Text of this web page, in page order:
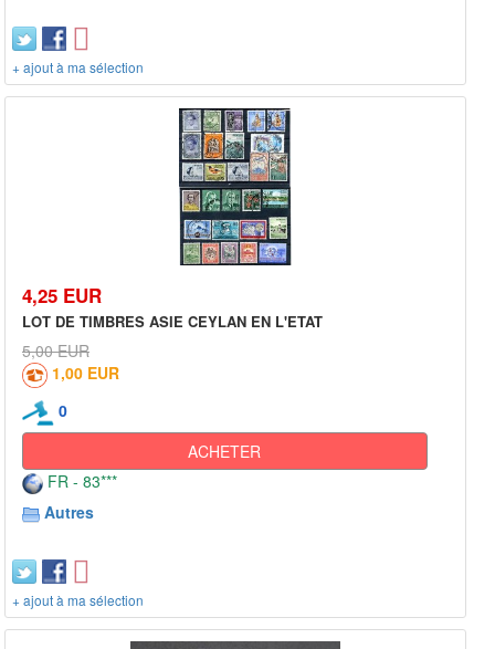
+ ajout à ma sélection
4,25 EUR
LOT DE TIMBRES ASIE CEYLAN EN L'ETAT
5,00 EUR
1,00 EUR
0
ACHETER
FR - 83***
Autres
+ ajout à ma sélection